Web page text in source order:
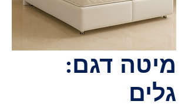
מיטה דגם:
גלים